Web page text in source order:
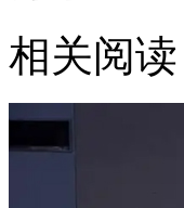
相关阅读